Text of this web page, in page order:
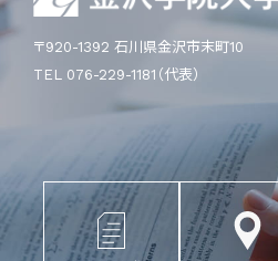
〒920-1392 石川県金沢市末町10
TEL 076-229-1181（代表）